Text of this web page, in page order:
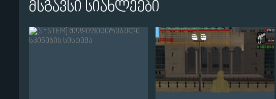
მსგავსი სიახლეები